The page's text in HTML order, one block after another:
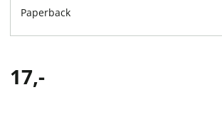
Paperback
17,-